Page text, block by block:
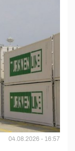
04.08.2026 - 16:57